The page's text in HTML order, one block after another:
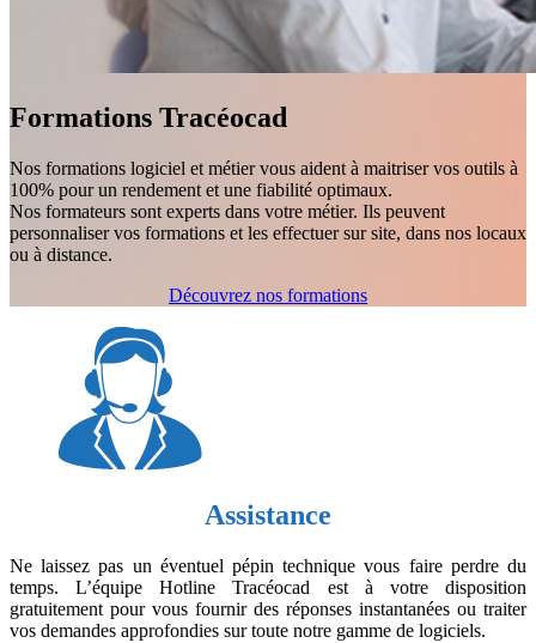
Formations Tracéocad
Nos formations logiciel et métier vous aident à maitriser vos outils à
100% pour un rendement et une fiabilité optimaux.
Nos formateurs sont experts dans votre métier. Ils peuvent
personnaliser vos formations et les effectuer sur site, dans nos locaux
ou à distance.
Découvrez nos formations
Assistance
Ne laissez pas un éventuel pépin technique vous faire perdre du
temps. L’équipe Hotline Tracéocad est à votre disposition
gratuitement pour vous fournir des réponses instantanées ou traiter
vos demandes approfondies sur toute notre gamme de logiciels.